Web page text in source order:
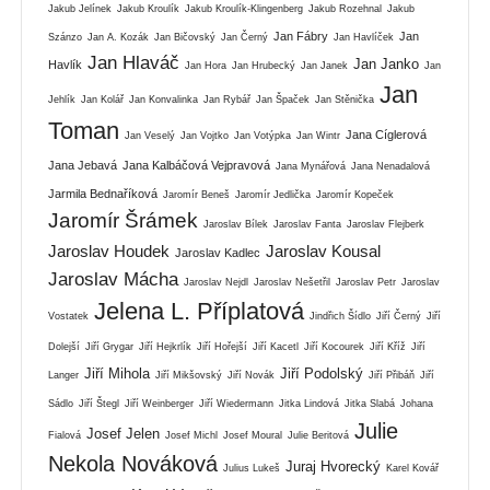
Jakub Jelínek Jakub Kroulík Jakub Kroulík-Klingenberg Jakub Rozehnal Jakub
Szánzo Jan A. Kozák Jan Bičovský Jan Černý Jan Fábry Jan Havlíček Jan
Havlík Jan Hlaváč Jan Hora Jan Hrubecký Jan Janek Jan Janko Jan
Jehlík Jan Kolář Jan Konvalinka Jan Rybář Jan Špaček Jan Stěnička Jan
Toman
Jan Veselý Jan Vojtko Jan Votýpka Jan Wintr Jana Cíglerová
Jana Jebavá Jana Kalbáčová Vejpravová Jana Mynářová Jana Nenadalová
Jarmila Bednaříková Jaromír Beneš Jaromír Jedlička Jaromír Kopeček
Jaromír Šrámek Jaroslav Bílek Jaroslav Fanta Jaroslav Flejberk
Jaroslav Houdek Jaroslav Kadlec Jaroslav Kousal
Jaroslav Mácha Jaroslav Nejdl Jaroslav Nešetřil Jaroslav Petr Jaroslav
Vostatek Jelena L. Příplatová Jindřich Šídlo Jiří Černý Jiří
Dolejší Jiří Grygar Jiří Hejkrlík Jiří Hořejší Jiří Kacetl Jiří Kocourek Jiří Kříž Jiří
Langer Jiří Mihola Jiří Mikšovský Jiří Novák Jiří Podolský Jiří Přibáň Jiří
Sádlo Jiří Štegl Jiří Weinberger Jiří Wiedermann Jitka Lindová Jitka Slabá Johana
Fialová Josef Jelen Josef Michl Josef Moural Julie Beritová Julie
Nekola Nováková Julius Lukeš Juraj Hvorecký Karel Kovář